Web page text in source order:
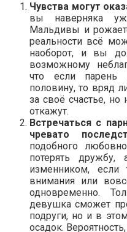
Чувства могут
вы наверняка
Мальдивы и
реальности всё
наоборот, и вы
возможному
что если парень
половину, то вряд
за своё счастье, но
откажут.
Встречаться с
чревато
подобного
потерять дружбу,
изменником, если
внимания или
одновременно.
девушка сможет
подруги, но и в
осадок.